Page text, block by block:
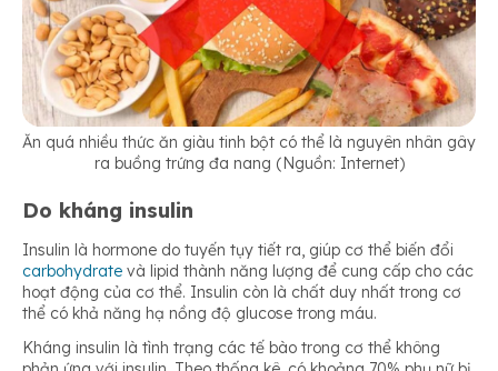
Ăn quá nhiều thức ăn giàu tinh bột có thể là nguyên nhân gây
ra buồng trứng đa nang (Nguồn: Internet)
Do kháng insulin
Insulin là hormone do tuyến tụy tiết ra, giúp cơ thể biến đổi
carbohydrate và lipid thành năng lượng để cung cấp cho các
hoạt động của cơ thể. Insulin còn là chất duy nhất trong cơ
thể có khả năng hạ nồng độ glucose trong máu.
Kháng insulin là tình trạng các tế bào trong cơ thể không